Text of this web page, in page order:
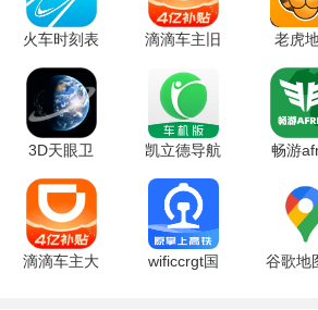
提供个性化的出行建议，提升用户体验
该软件还提供行程分享功能，用户可以
享给朋友，增强社交互动。
平台定期更新，推出新功能和改进，用
常见问题
1. 如何注册松果出行账号？
火车时刻表
3.3.4 官方
版
滴滴车主旧
安卓版
老虎
最新
3D天眼卫
星实景地图
3.0.5.6 手
机版
凯立德导航
车机版
C3943-
C7P57 安
卓版
畅游
版
滴滴车主大
wificcrgt国
谷歌地